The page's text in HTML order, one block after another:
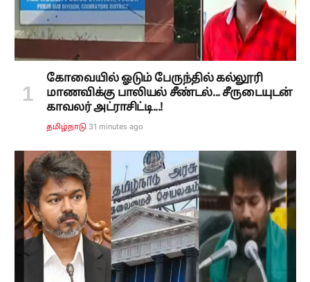
கோவையில் ஓடும் பேருந்தில் கல்லூரி
மாணவிக்கு பாலியல் சீண்டல்... சீருடையுடன்
காவலர் அட்ராசிட்டி...!
தமிழ்நாடு 31 minutes ago